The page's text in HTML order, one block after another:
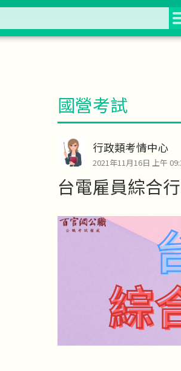
國營考試
行政類考情中心
2021年11月16日 上午
台電雇員綜合